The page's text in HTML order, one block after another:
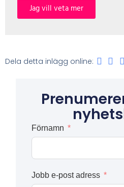
Jag vill veta mer
Dela detta inlägg online:
Förnamn
Jobb e-post adress